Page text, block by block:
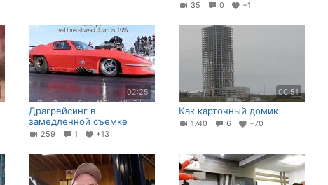
35 0 +1
02:25
Драгрейсинг в
замедленной съемке
259 1 +13
00:51
Как карточный домик
1740 6 +70